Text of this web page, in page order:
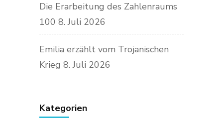
Die Erarbeitung des Zahlenraums
100 8. Juli 2026
Emilia erzählt vom Trojanischen
Krieg 8. Juli 2026
Kategorien